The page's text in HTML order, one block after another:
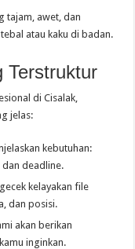
tajam, awet, dan
atau kaku di badan.
Terstruktur
di Cisalak,
jelas:
kebutuhan:
dan deadline.
kelayakan file
dan posisi.
akan berikan
inginkan.